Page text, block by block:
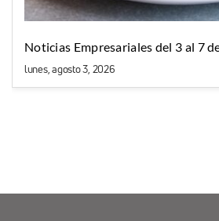
Noticias Empresariales del 3 al 7
lunes, agosto 3, 2026